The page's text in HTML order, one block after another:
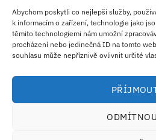
Abychom poskytli co nejlepší služby,
k informacím o zařízení, technologie jako
těmito technologiemi nám umožní
procházení nebo jedinečná ID na tomto
souhlasu může nepříznivě ovlivnit určité
Credit
Card
2
Klarna
ZÁSADY DOPRAVY
OBCHODNÍ PODMÍNKY
KONTAKT
OMEZENÍ ODPOVĚDNOSTI
Antim I Street, No. 14, fl. 2, law
· Email: